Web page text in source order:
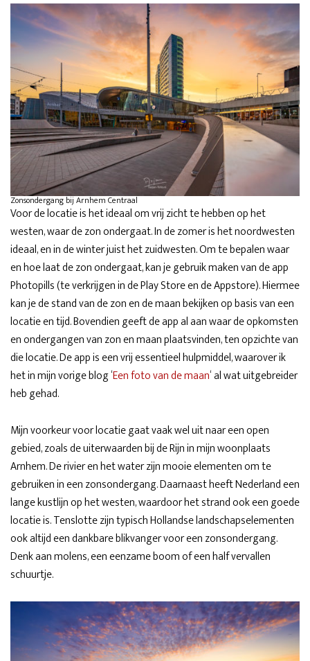
Zonsondergang bij Arnhem Centraal
Voor de locatie is het ideaal om vrij zicht te hebben op het
westen, waar de zon ondergaat. In de zomer is het noordwesten
ideaal, en in de winter juist het zuidwesten. Om te bepalen waar
en hoe laat de zon ondergaat, kan je gebruik maken van de app
Photopills (te verkrijgen in de Play Store en de Appstore). Hiermee
kan je de stand van de zon en de maan bekijken op basis van een
locatie en tijd. Bovendien geeft de app al aan waar de opkomsten
en ondergangen van zon en maan plaatsvinden, ten opzichte van
die locatie. De app is een vrij essentieel hulpmiddel, waarover ik
het in mijn vorige blog ‘Een foto van de maan‘ al wat uitgebreider
heb gehad.
Mijn voorkeur voor locatie gaat vaak wel uit naar een open
gebied, zoals de uiterwaarden bij de Rijn in mijn woonplaats
Arnhem. De rivier en het water zijn mooie elementen om te
gebruiken in een zonsondergang. Daarnaast heeft Nederland een
lange kustlijn op het westen, waardoor het strand ook een goede
locatie is. Tenslotte zijn typisch Hollandse landschapselementen
ook altijd een dankbare blikvanger voor een zonsondergang.
Denk aan molens, een eenzame boom of een half vervallen
schuurtje.